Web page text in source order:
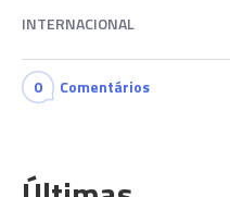
INTERNACIONAL
0 Comentários